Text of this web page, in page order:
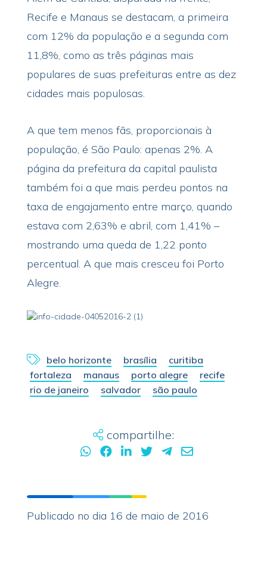
Recife e Manaus se destacam, a primeira
com 12% da população e a segunda com
11,8%, como as três páginas mais
populares de suas prefeituras entre as dez
cidades mais populosas.
A que tem menos fãs, proporcionais à
população, é São Paulo: apenas 2%. A
página da prefeitura da capital paulista
também foi a que mais perdeu pontos na
taxa de engajamento entre março, quando
estava com 2,63% e abril, com 1,41% –
mostrando uma queda de 1,22 ponto
percentual. A que mais cresceu foi Porto
Alegre.
belo horizonte brasília
curitiba
fortaleza
manaus porto alegre
recife
rio de janeiro
salvador são paulo
compartilhe:
Publicado no dia 16 de maio de 2016